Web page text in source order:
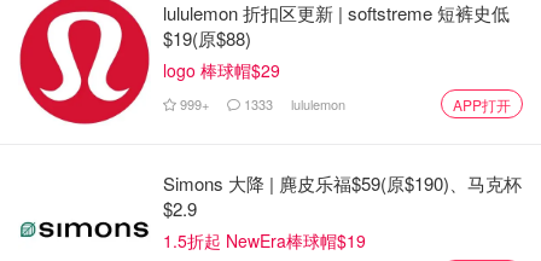
lululemon 折扣区更新 | softstreme 短裤史低
$19(原$88)
logo 棒球帽$29
999+ 1333 lululemon APP打开
Simons 大降 | 麂皮乐福$59(原$190)、马克杯
$2.9
1.5折起 NewEra棒球帽$19